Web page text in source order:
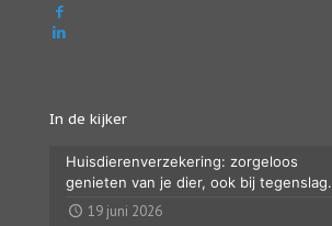
In de kijker
Huisdierenverzekering: zorgeloos
genieten van je dier, ook bij tegenslag.
19 juni 2026